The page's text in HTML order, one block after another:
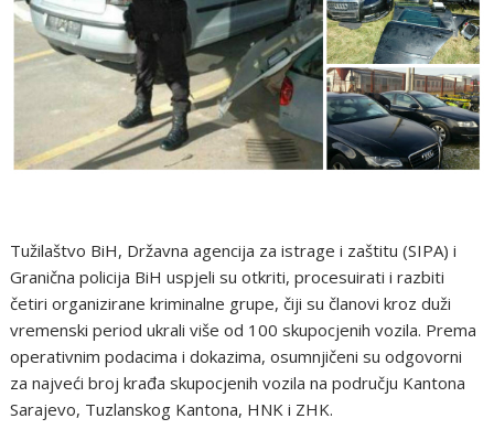
Tužilaštvo BiH, Državna agencija za istrage i zaštitu (SIPA) i
Granična policija BiH uspjeli su otkriti, procesuirati i razbiti
četiri organizirane kriminalne grupe, čiji su članovi kroz duži
vremenski period ukrali više od 100 skupocjenih vozila. Prema
operativnim podacima i dokazima, osumnjičeni su odgovorni
za najveći broj krađa skupocjenih vozila na području Kantona
Sarajevo, Tuzlanskog Kantona, HNK i ZHK.